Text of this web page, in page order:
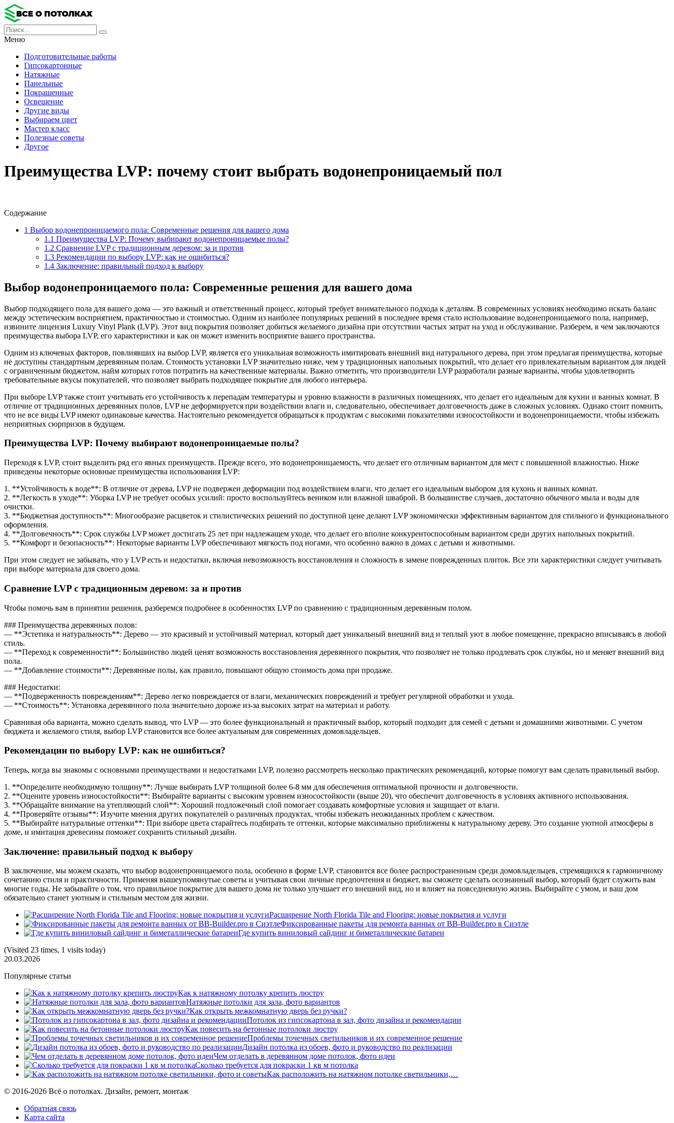
Меню
Подготовительные работы
Гипсокартонные
Натяжные
Панельные
Покрашенные
Освещение
Другие виды
Выбираем цвет
Мастер класс
Полезные советы
Другое
Преимущества LVP: почему стоит выбрать водонепроницаемый пол
Содержание
1 Выбор водонепроницаемого пола: Современные решения для вашего дома
1.1 Преимущества LVP: Почему выбирают водонепроницаемые полы?
1.2 Сравнение LVP с традиционным деревом: за и против
1.3 Рекомендации по выбору LVP: как не ошибиться?
1.4 Заключение: правильный подход к выбору
Выбор водонепроницаемого пола: Современные решения для вашего дома
Выбор подходящего пола для вашего дома — это важный и ответственный процесс, который требует внимательного подхода к деталям. В современных условиях необходимо искать баланс
между эстетическим восприятием, практичностью и стоимостью. Одним из наиболее популярных решений в последнее время стало использование водонепроницаемого пола, например,
извините лицензия Luxury Vinyl Plank (LVP). Этот вид покрытия позволяет добиться желаемого дизайна при отсутствии частых затрат на уход и обслуживание. Разберем, в чем заключаются
преимущества выбора LVP, его характеристики и как он может изменить восприятие вашего пространства.
Одним из ключевых факторов, повлиявших на выбор LVP, является его уникальная возможность имитировать внешний вид натурального дерева, при этом предлагая преимущества, которые
не доступны стандартным деревянным полам. Стоимость установки LVP значительно ниже, чем у традиционных напольных покрытий, что делает его привлекательным вариантом для людей
с ограниченным бюджетом, найм которых готов потратить на качественные материалы. Важно отметить, что производители LVP разработали разные варианты, чтобы удовлетворить
требовательные вкусы покупателей, что позволяет выбрать подходящее покрытие для любого интерьера.
При выборе LVP также стоит учитывать его устойчивость к перепадам температуры и уровню влажности в различных помещениях, что делает его идеальным для кухни и ванных комнат. В
отличие от традиционных деревянных полов, LVP не деформируется при воздействии влаги и, следовательно, обеспечивает долговечность даже в сложных условиях. Однако стоит помнить,
что не все виды LVP имеют одинаковые качества. Настоятельно рекомендуется обращаться к продуктам с высокими показателями износостойкости и водонепроницаемости, чтобы избежать
неприятных сюрпризов в будущем.
Преимущества LVP: Почему выбирают водонепроницаемые полы?
Переходя к LVP, стоит выделить ряд его явных преимуществ. Прежде всего, это водонепроницаемость, что делает его отличным вариантом для мест с повышенной влажностью. Ниже
приведены некоторые основные преимущества использования LVP:
1. **Устойчивость к воде**: В отличие от дерева, LVP не подвержен деформации под воздействием влаги, что делает его идеальным выбором для кухонь и ванных комнат.
2. **Легкость в уходе**: Уборка LVP не требует особых усилий: просто воспользуйтесь веником или влажной шваброй. В большинстве случаев, достаточно обычного мыла и воды для
очистки.
3. **Бюджетная доступность**: Многообразие расцветок и стилистических решений по доступной цене делают LVP экономически эффективным вариантом для стильного и функционального
оформления.
4. **Долговечность**: Срок службы LVP может достигать 25 лет при надлежащем уходе, что делает его вполне конкурентоспособным вариантом среди других напольных покрытий.
5. **Комфорт и безопасность**: Некоторые варианты LVP обеспечивают мягкость под ногами, что особенно важно в домах с детьми и животными.
При этом следует не забывать, что у LVP есть и недостатки, включая невозможность восстановления и сложность в замене поврежденных плиток. Все эти характеристики следует учитывать
при выборе материала для своего дома.
Сравнение LVP с традиционным деревом: за и против
Чтобы помочь вам в принятии решения, разберемся подробнее в особенностях LVP по сравнению с традиционным деревянным полом.
### Преимущества деревянных полов:
— **Эстетика и натуральность**: Дерево — это красивый и устойчивый материал, который дает уникальный внешний вид и теплый уют в любое помещение, прекрасно вписываясь в любой
стиль.
— **Переход к современности**: Большинство людей ценят возможность восстановления деревянного покрытия, что позволяет не только продлевать срок службы, но и меняет внешний вид
пола.
— **Добавление стоимости**: Деревянные полы, как правило, повышают общую стоимость дома при продаже.
### Недостатки:
— **Подверженность повреждениям**: Дерево легко повреждается от влаги, механических повреждений и требует регулярной обработки и ухода.
— **Стоимость**: Установка деревянного пола значительно дороже из-за высоких затрат на материал и работу.
Сравнивая оба варианта, можно сделать вывод, что LVP — это более функциональный и практичный выбор, который подходит для семей с детьми и домашними животными. С учетом
бюджета и желаемого стиля, выбор LVP становится все более актуальным для современных домовладельцев.
Рекомендации по выбору LVP: как не ошибиться?
Теперь, когда вы знакомы с основными преимуществами и недостатками LVP, полезно рассмотреть несколько практических рекомендаций, которые помогут вам сделать правильный выбор.
1. **Определите необходимую толщину**: Лучше выбирать LVP толщиной более 6-8 мм для обеспечения оптимальной прочности и долговечности.
2. **Оцените уровень износостойкости**: Выбирайте варианты с высоким уровнем износостойкости (выше 20), что обеспечит долговечность в условиях активного использования.
3. **Обращайте внимание на утепляющий слой**: Хороший подложечный слой помогает создавать комфортные условия и защищает от влаги.
4. **Проверяйте отзывы**: Изучите мнения других покупателей о различных продуктах, чтобы избежать неожиданных проблем с качеством.
5. **Выбирайте натуральные оттенки**: При выборе цвета старайтесь подбирать те оттенки, которые максимально приближены к натуральному дереву. Это создание уютной атмосферы в
доме, и имитация древесины поможет сохранить стильный дизайн.
Заключение: правильный подход к выбору
В заключение, мы можем сказать, что выбор водонепроницаемого пола, особенно в форме LVP, становится все более распространенным среди домовладельцев, стремящихся к гармоничному
сочетанию стиля и практичности. Применяя вышеупомянутые советы и учитывая свои личные предпочтения и бюджет, вы сможете сделать осознанный выбор, который будет служить вам
многие годы. Не забывайте о том, что правильное покрытие для вашего дома не только улучшает его внешний вид, но и влияет на повседневную жизнь. Выбирайте с умом, и ваш дом
обязательно станет уютным и стильным местом для жизни.
Расширение North Florida Tile and Flooring: новые покрытия и услуги
Фиксированные пакеты для ремонта ванных от BB-Builder.pro в Сиэтле
Где купить виниловый сайдинг и биметаллические батареи
(Visited 23 times, 1 visits today)
20.03.2026
Популярные статьи
Как к натяжному потолку крепить люстру
Натяжные потолки для зала, фото вариантов
Как открыть межкомнатную дверь без ручки?
Потолок из гипсокартона в зал, фото дизайна и рекомендации
Как повесить на бетонные потолоки люстру
Проблемы точечных светильников и их современное решение
Дизайн потолка из обоев, фото и руководство по реализации
Чем отделать в деревянном доме потолок, фото идеи
Сколько требуется для покраски 1 кв м потолка
Как расположить на натяжном потолке светильники,…
© 2016-2026 Всё о потолках. Дизайн, ремонт, монтаж
Обратная связь
Карта сайта